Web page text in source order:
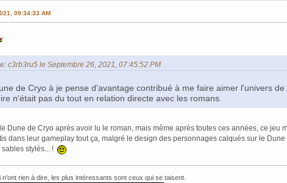
09:34:33 AM
c3rb3ru5 le Septembre 26, 2021, 07:45:52 PM
de Cryo à je pense d'avantage contribué à me faire aimer l'univers
n'était pas du tout en relation directe avec les romans.
Dune de Cryo après avoir lu le roman, mais même après toutes ces années, ce
dans leur gameplay tout ça, malgré le design des personnages calqués sur le
sables stylés... !
n'ont rien à dire, les plus intéressants sont ceux qui se taisent.